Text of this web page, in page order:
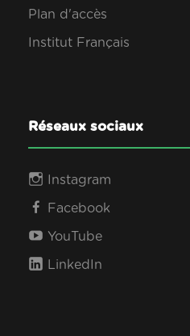
Plan d'accès
Institut Français
Réseaux sociaux
Instagram
Facebook
YouTube
LinkedIn